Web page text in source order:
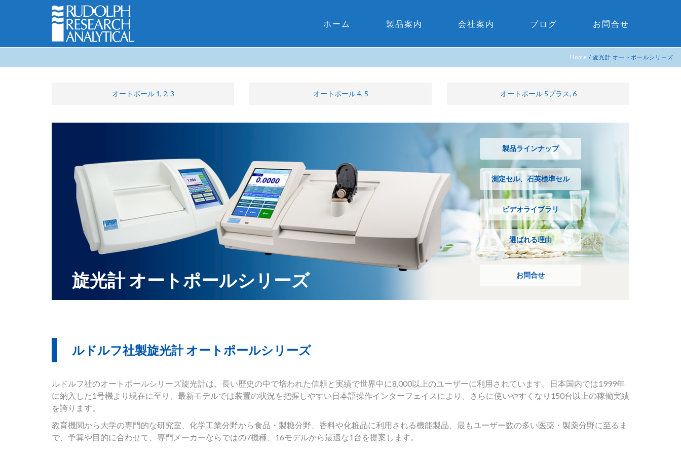
ホーム 製品案内 会社案内 ブログ お問合せ
Home / 旋光計 オートポールシリーズ
オートポール 1, 2, 3 オートポール 4, 5 オートポール 5プラス, 6
旋光計 オートポールシリーズ
製品ラインナップ
測定セル、石英標準セル
ビデオライブラリ
選ばれる理由
お問合せ
ルドルフ社製旋光計 オートポールシリーズ
ルドルフ社のオートポールシリーズ旋光計は、長い歴史の中で培われた信頼と実績で世界中に8,000以上のユーザーに利用されています。日本国内では1999年
に納入した1号機より現在に至り、最新モデルでは装置の状況を把握しやすい日本語操作インターフェイスにより、さらに使いやすくなり150台以上の稼働実績
を誇ります。
教育機関から大学の専門的な研究室、化学工業分野から食品・製糖分野、香料や化粧品に利用される機能製品、最もユーザー数の多い医薬・製薬分野に至るま
で、予算や目的に合わせて、専門メーカーならではの7機種、16モデルから最適な1台を提案します。